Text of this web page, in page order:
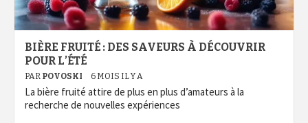
BIÈRE FRUITÉ : DES SAVEURS À DÉCOUVRIR
POUR L’ÉTÉ
PAR POVOSKI 6 MOIS IL Y A
La bière fruité attire de plus en plus d’amateurs à la
recherche de nouvelles expériences